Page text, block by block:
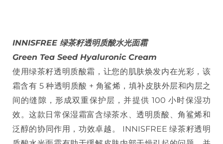
INNISFREE 绿茶籽透明质酸水光面霜
Green Tea Seed Hyaluronic Cream
使用绿茶籽透明质酸霜，让您的肌肤焕发内在光彩，该
霜含有 5 种透明质酸 + 角鲨烯，填补皮肤外层和内层之
间的缝隙，形成双重保护层，并提供 100 小时保湿功
效。这款日常保湿霜富含绿茶水、透明质酸、角鲨烯和
泛醇的协同作用，功效卓越。 INNISFREE 绿茶籽透明